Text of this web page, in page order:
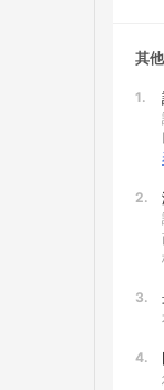
其
1.
2.
3.
4.